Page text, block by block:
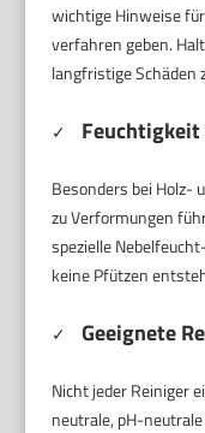
wichtige Hinweise
verfahren geben.
langfristige Schäden
✓
Besonders bei Holz-
zu Verformungen
spezielle
keine Pfützen
✓ Geeignete
Nicht jeder Reiniger
neutrale, pH-